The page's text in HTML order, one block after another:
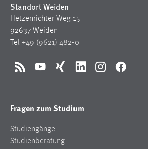
Standort Weiden
Hetzenrichter Weg 15
92637 Weiden
Tel +49 (9621) 482-0
RSS YouTubeXing LinkedInInstagramFacebook
Fragen zum Studium
Studiengänge
Studienberatung